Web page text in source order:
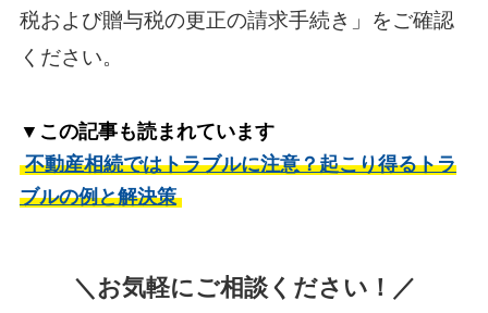
税および贈与税の更正の請求手続き」をご確認
ください。
▼この記事も読まれています
不動産相続ではトラブルに注意？起こり得るトラ
ブルの例と解決策
＼お気軽にご相談ください！／